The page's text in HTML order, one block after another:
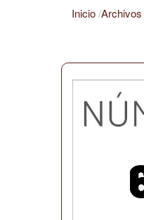
Inicio/Archivos